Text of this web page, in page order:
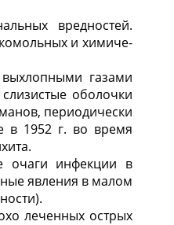
вредностей.
и химиче­
газами
оболочки
периоди­чески
в 1952 г. во время
очаги инфекции в
явления в малом
леченных острых